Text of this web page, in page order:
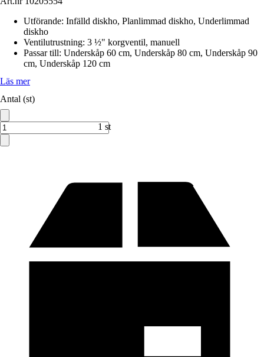
Utförande: Infälld diskho, Planlimmad diskho, Underlimmad
diskho
Ventilutrustning: 3 ½" korgventil, manuell
Passar till: Underskåp 60 cm, Underskåp 80 cm, Underskåp 90
cm, Underskåp 120 cm
Läs mer
Antal (st)
1 st